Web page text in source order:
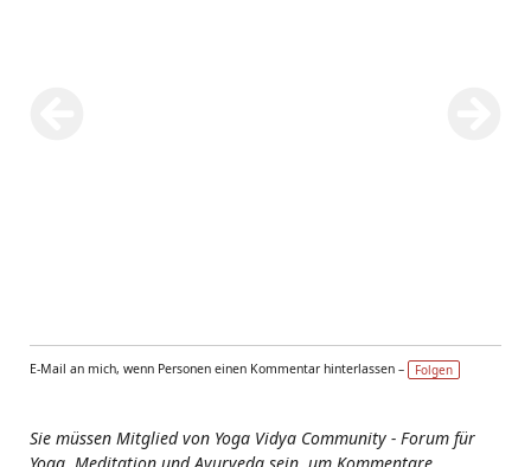
E-Mail an mich, wenn Personen einen Kommentar hinterlassen – Folgen
Sie müssen Mitglied von Yoga Vidya Community - Forum für
Yoga, Meditation und Ayurveda sein, um Kommentare